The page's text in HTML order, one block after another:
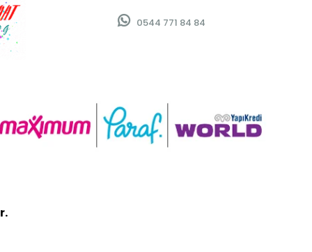
0544 771 84 84